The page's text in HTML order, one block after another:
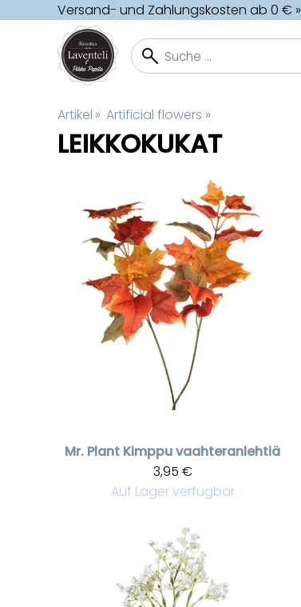
Versand- und Zahlungskosten ab 0 € »
Artikel ‪» Artificial flowers ‪»
LEIKKOKUKAT
Mr. Plant Kimppu vaahteranlehtiä
3,95 €
Auf Lager verfügbar